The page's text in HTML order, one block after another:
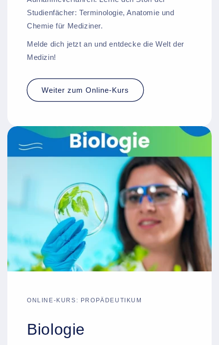
Studienfächer: Terminologie, Anatomie und
Chemie für Mediziner.
Melde dich jetzt an und entdecke die Welt der
Medizin!
Weiter zum Online-Kurs
ONLINE-KURS: PROPÄDEUTIKUM
Biologie